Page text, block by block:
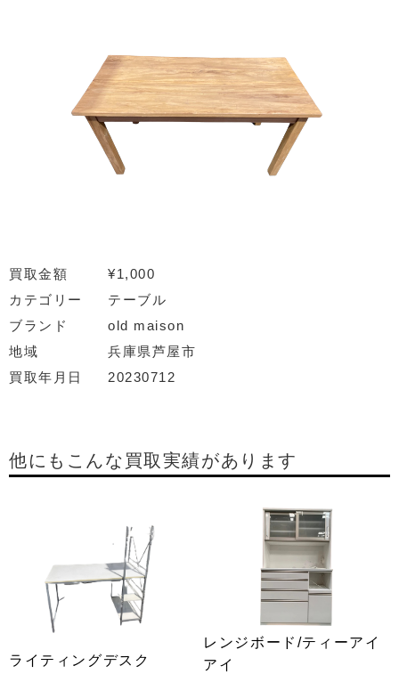
買取金額
¥1,000
カテゴリー
テーブル
ブランド
old maison
地域
兵庫県芦屋市
買取年月日
20230712
他にもこんな買取実績があります
ライティングデスク
レンジボード/ティーアイ
アイ